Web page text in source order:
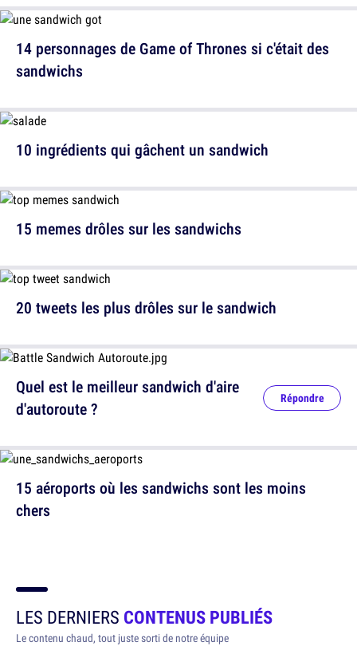
10 ingrédients qui gâchent un sandwich
20 tweets les plus drôles sur le sandwich
15 aéroports où les sandwichs sont les moins
chers
14 personnages de Game of Thrones si c'était des
sandwichs
15 memes drôles sur les sandwichs
Quel est le meilleur sandwich d'aire
d'autoroute ?
Répondre
LES DERNIERS CONTENUS PUBLIÉS
Le contenu chaud, tout juste sorti de notre équipe